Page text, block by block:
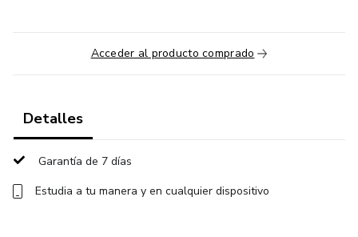
Acceder al producto comprado
Detalles
Garantía de 7 días
Estudia a tu manera y en cualquier dispositivo